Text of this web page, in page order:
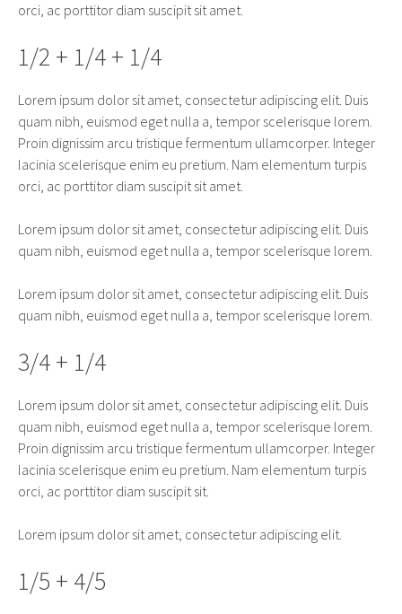
orci, ac porttitor diam suscipit sit amet.
1/2 + 1/4 + 1/4
Lorem ipsum dolor sit amet, consectetur adipiscing elit. Duis
quam nibh, euismod eget nulla a, tempor scelerisque lorem.
Proin dignissim arcu tristique fermentum ullamcorper. Integer
lacinia scelerisque enim eu pretium. Nam elementum turpis
orci, ac porttitor diam suscipit sit amet.
Lorem ipsum dolor sit amet, consectetur adipiscing elit. Duis
quam nibh, euismod eget nulla a, tempor scelerisque lorem.
Lorem ipsum dolor sit amet, consectetur adipiscing elit. Duis
quam nibh, euismod eget nulla a, tempor scelerisque lorem.
3/4 + 1/4
Lorem ipsum dolor sit amet, consectetur adipiscing elit. Duis
quam nibh, euismod eget nulla a, tempor scelerisque lorem.
Proin dignissim arcu tristique fermentum ullamcorper. Integer
lacinia scelerisque enim eu pretium. Nam elementum turpis
orci, ac porttitor diam suscipit sit.
Lorem ipsum dolor sit amet, consectetur adipiscing elit.
1/5 + 4/5